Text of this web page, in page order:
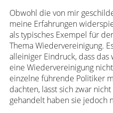
Obwohl die von mir
meine Erfahrungen
als typisches Exempel für
Thema Wiedervereinigung.
alleiniger Eindruck, dass
eine Wiedervereinigung
einzelne führende Politiker
dachten, lässt sich zwar
gehandelt haben sie jedoch